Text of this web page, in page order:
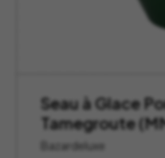
Seau à Glace
Tamegroute
Bazardeluxe